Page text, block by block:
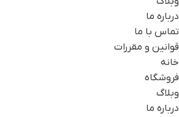
درباره ما
تماس با ما
قوانین و مقررات
خانه
فروشگاه
وبلاگ
درباره ما